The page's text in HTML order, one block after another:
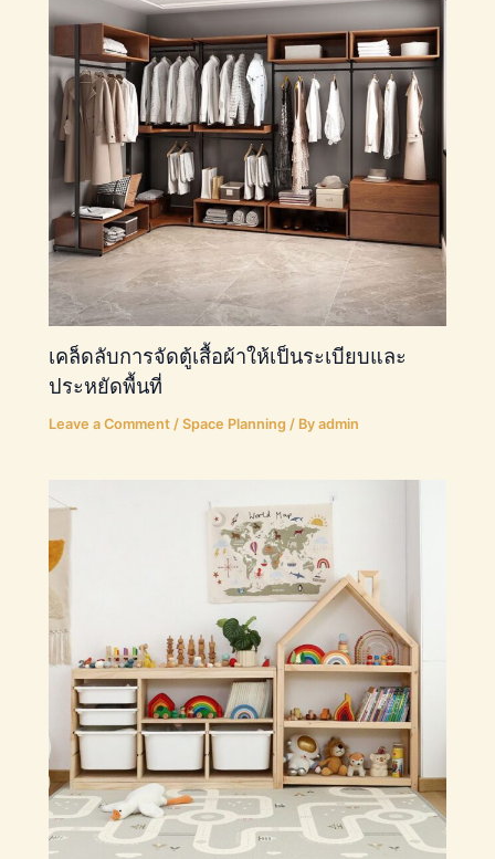
เคล็ดลับการจัดตู้เสื้อผ้าให้เป็นระเบียบและ
ประหยัดพื้นที่
Leave a Comment /Space Planning / Byadmin